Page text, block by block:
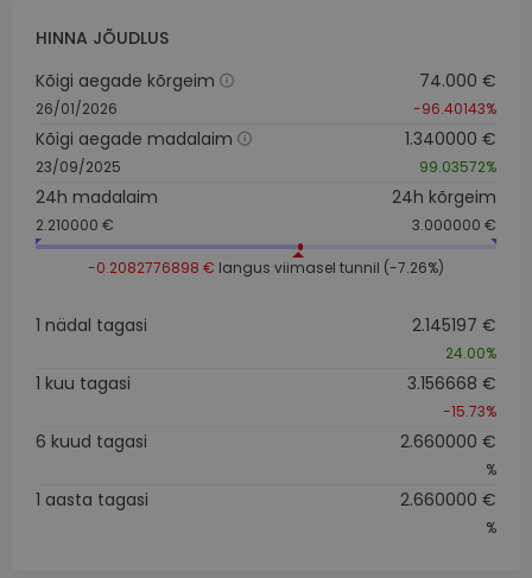
HINNA JÕUDLUS
Kõigi aegade kõrgeim
26/01/2026
74.000 €
-96.40143%
Kõigi aegade madalaim
23/09/2025
1.340000 €
99.03572%
24h madalaim
2.210000 €
24h kõrgeim
3.000000 €
-0.2082776898 € langus viimasel tunnil (-7.26%)
1 nädal tagasi 2.145197 €
24.00%
1 kuu tagasi 3.156668 €
-15.73%
6 kuud tagasi 2.660000 €
%
1 aasta tagasi 2.660000 €
%